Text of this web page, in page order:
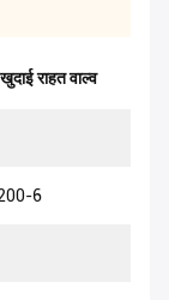
राहत वाल्व
6